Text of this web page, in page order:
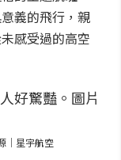
義的飛行，親
感受過的高空
｜星宇航空